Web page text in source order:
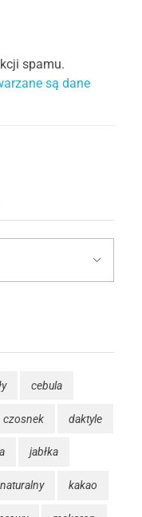
spamu.
są dane
cebula
czosnek daktyle
jabłka
kakao